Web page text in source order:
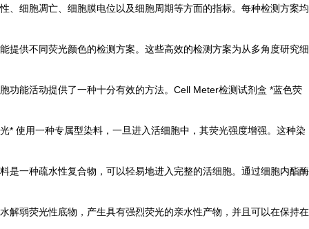
性、细胞凋亡、细胞膜电位以及细胞周期等方面的指标。每种检测方案均
能提供不同荧光颜色的检测方案。这些高效的检测方案为从多角度研究细
胞功能活动提供了一种十分有效的方法。Cell Meter检测试剂盒 *蓝色荧
光* 使用一种专属型染料，一旦进入活细胞中，其荧光强度增强。这种染
料是一种疏水性复合物，可以轻易地进入完整的活细胞。通过细胞内酯酶
水解弱荧光性底物，产生具有强烈荧光的亲水性产物，并且可以在保持在